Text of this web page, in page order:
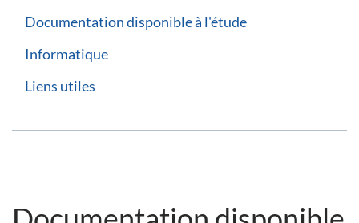
Documentation disponible à l'étude
Informatique
Liens utiles